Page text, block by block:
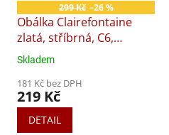
299 Kč –26 %
Obálka Clairefontaine
zlatá, stříbrná, C6,
samolepící, 20 ks
Průměrné
produktu
je
5,0
Skladem
181 Kč bez DPH
219 Kč
DETAIL